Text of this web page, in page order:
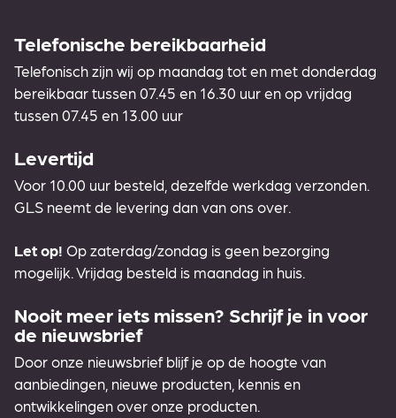
Telefonische bereikbaarheid
Telefonisch zijn wij op maandag tot en met donderdag
bereikbaar tussen 07.45 en 16.30 uur en op vrijdag
tussen 07.45 en 13.00 uur
Levertijd
Voor 10.00 uur besteld, dezelfde werkdag verzonden.
GLS neemt de levering dan van ons over.
Let op! Op zaterdag/zondag is geen bezorging
mogelijk. Vrijdag besteld is maandag in huis.
Nooit meer iets missen? Schrijf je in voor
de nieuwsbrief
Door onze nieuwsbrief blijf je op de hoogte van
aanbiedingen, nieuwe producten, kennis en
ontwikkelingen over onze producten.